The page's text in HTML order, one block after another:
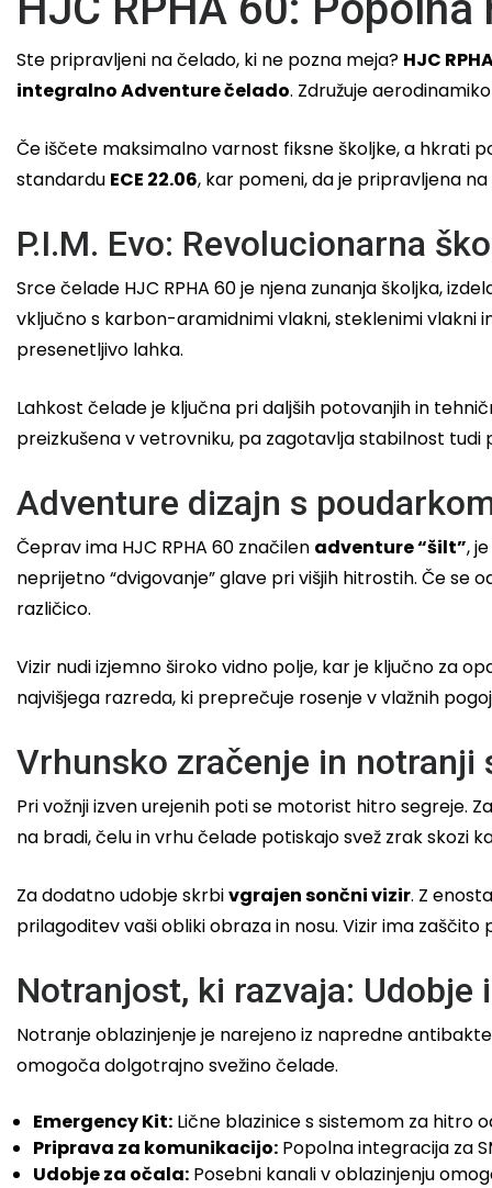
Ste pripravljeni na čelado, ki ne pozna meja? HJC
integralno Adventure čelado. Združuje
Če iščete maksimalno varnost fiksne školjke, a hkrati
standardu ECE 22.06, kar pomeni, da je pripravljena na
P.I.M. Evo: Revolucionarna
Srce čelade HJC RPHA 60 je njena zunanja školjka,
vključno s karbon-aramidnimi vlakni, steklenimi vlakni
presenetljivo lahka.
Lahkost čelade je ključna pri daljših potovanjih in
preizkušena v vetrovniku, pa zagotavlja stabilnost tudi
Adventure dizajn s
Čeprav ima HJC RPHA 60 značilen adventure “šilt”,
neprijetno “dvigovanje” glave pri višjih hitrostih. Če
različico.
Vizir nudi izjemno široko vidno polje, kar je ključno za
najvišjega razreda, ki preprečuje rosenje v vlažnih
Vrhunsko zračenje in notranji
Pri vožnji izven urejenih poti se motorist hitro segreje.
na bradi, čelu in vrhu čelade potiskajo svež zrak skozi
Za dodatno udobje skrbivgrajen sončni vizir. Z
prilagoditev vaši obliki obraza in nosu. Vizir ima
Notranjost, ki razvaja: Udobje
Notranje oblazinjenje je narejeno iz napredne
omogoča dolgotrajno svežino čelade.
Emergency Kit: Lične blazinice s sistemom za hitro
Priprava za komunikacijo: Popolna integracija za
Udobje za očala: Posebni kanali v oblazinjenju